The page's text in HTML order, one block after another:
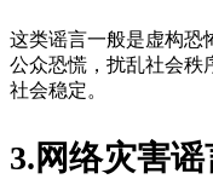
这类谣言一般是虚构恐
公众恐慌，扰乱社会秩
社会稳定。
3.网络灾害谣